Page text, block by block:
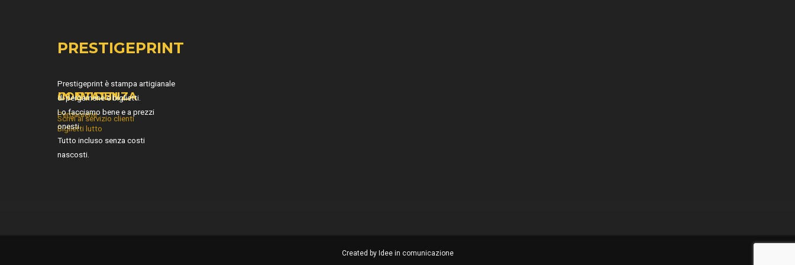
PRESTIGEPRINT
Prestigeprint è stampa artigianale
di pergamene e biglietti.
Lo facciamo bene e a prezzi
onesti.
Tutto incluso senza costi
nascosti.
IN EVIDENZA
Pergamene
Biglietti lutto
CONTATTI
Scrivi al servizio clienti
Created by Idee in comunicazione